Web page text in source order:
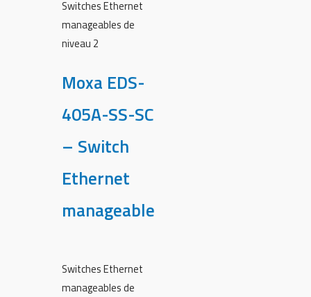
Switches Ethernet
manageables de
niveau 2
Moxa EDS-
405A-SS-SC
– Switch
Ethernet
manageable
Switches Ethernet
manageables de